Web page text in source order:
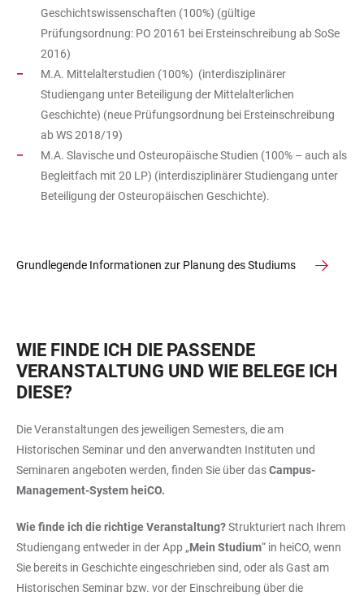
Geschichtswissenschaften (100%) (gültige
Prüfungsordnung: PO 20161 bei Ersteinschreibung ab SoSe
2016)
M.A. Mittelalterstudien (100%) (interdisziplinärer
Studiengang unter Beteiligung der Mittelalterlichen
Geschichte) (neue Prüfungsordnung bei Ersteinschreibung
ab WS 2018/19)
M.A. Slavische und Osteuropäische Studien (100% – auch als
Begleitfach mit 20 LP) (interdisziplinärer Studiengang unter
Beteiligung der Osteuropäischen Geschichte).
Grundlegende Informationen zur Planung des Studiums
WIE FINDE ICH DIE PASSENDE
VERANSTALTUNG UND WIE BELEGE ICH
DIESE?
Die Veranstaltungen des jeweiligen Semesters, die am
Historischen Seminar und den anverwandten Instituten und
Seminaren angeboten werden, finden Sie über dasCampus-
Management-System heiCO.
Wie finde ich die richtige Veranstaltung?Strukturiert nach Ihrem
Studiengang entweder in der App „Mein Studium“ in heiCO, wenn
Sie bereits in Geschichte eingeschrieben sind, oder als Gast am
Historischen Seminar bzw. vor der Einschreibung über die